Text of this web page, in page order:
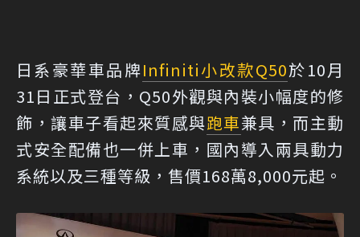
日系豪華車品牌Infiniti小改款Q50於10月
31日正式登台，Q50外觀與內裝小幅度的修
飾，讓車子看起來質感與跑車兼具，而主動
式安全配備也一併上車，國內導入兩具動力
系統以及三種等級，售價168萬8,000元起。